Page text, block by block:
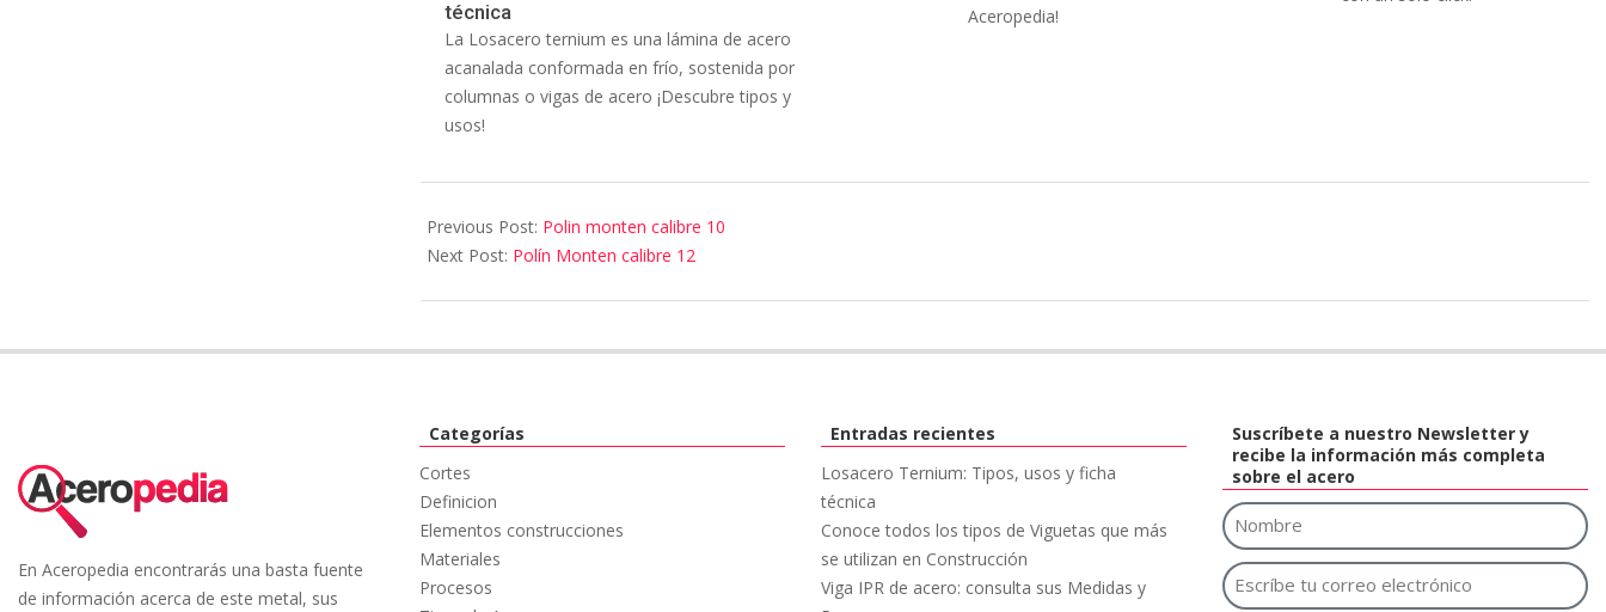
técnica
La Losacero ternium es una lámina de acero
acanalada conformada en frío, sostenida por
columnas o vigas de acero ¡Descubre tipos y
usos!
Aceropedia!
Previous Post: Polin monten calibre 10
Next Post: Polín Monten calibre 12
En Aceropedia encontrarás una basta fuente
de información acerca de este metal, sus
Categorías
Cortes
Definicion
Elementos construcciones
Materiales
Procesos
Entradas recientes
Losacero Ternium: Tipos, usos y ficha
técnica
Conoce todos los tipos de Viguetas que más
se utilizan en Construcción
Viga IPR de acero: consulta sus Medidas y
Suscríbete a nuestro Newsletter y
recibe la información más completa
sobre el acero